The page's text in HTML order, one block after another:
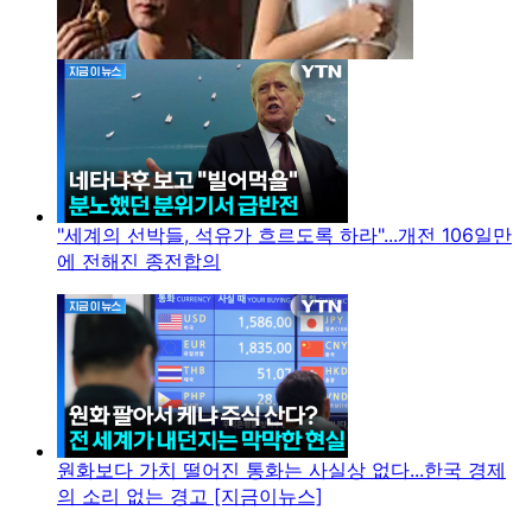
"세계의 선박들, 석유가 흐르도록 하라"...개전 106일만
에 전해진 종전합의
원화보다 가치 떨어진 통화는 사실상 없다...한국 경제
의 소리 없는 경고 [지금이뉴스]